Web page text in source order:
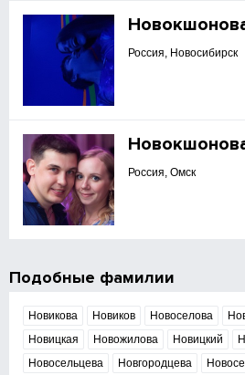
Россия, Новосибирск
Россия, Омск
Подобные фамилии
Новикова Новиков Новоселова
Новицкая
Новожилова Новицкий
Новосельцева
Новгородцева